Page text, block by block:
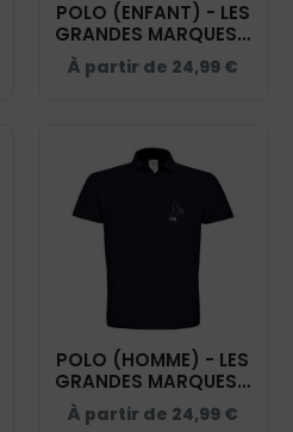
POLO (ENFANT) - LES
GRANDES MARQUES -
NAVY - BCK424
À partir de 24,99 €
POLO (HOMME) - LES
GRANDES MARQUES -
NAVY - BCID1
À partir de 24,99 €